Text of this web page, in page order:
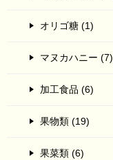
オリゴ糖 (1)
マヌカハニー (7)
加工食品 (6)
果物類 (19)
果菜類 (6)